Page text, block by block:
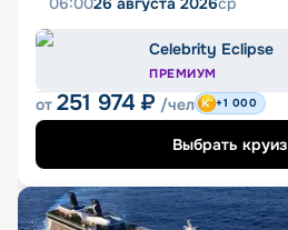
Celebrity Eclipse
ПРЕМИУМ
от 251 974 ₽ /чел +1 000
Выбрать круиз